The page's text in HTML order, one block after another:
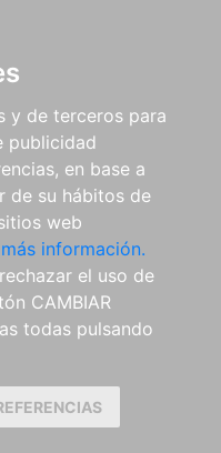
y de terceros para
publicidad
en base a
de su hábitos de
web
información.
el uso de
CAMBIAR
todas pulsando